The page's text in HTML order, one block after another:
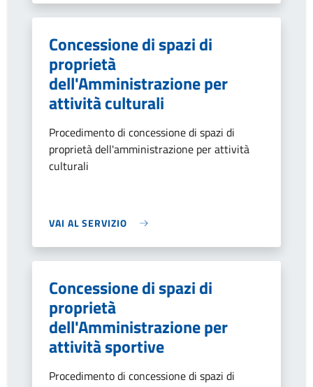
Concessione di spazi di
proprietà
dell'Amministrazione per
attività culturali
Procedimento di concessione di spazi di
proprietà dell'amministrazione per attività
culturali
VAI AL SERVIZIO
Concessione di spazi di
proprietà
dell'Amministrazione per
attività sportive
Procedimento di concessione di spazi di